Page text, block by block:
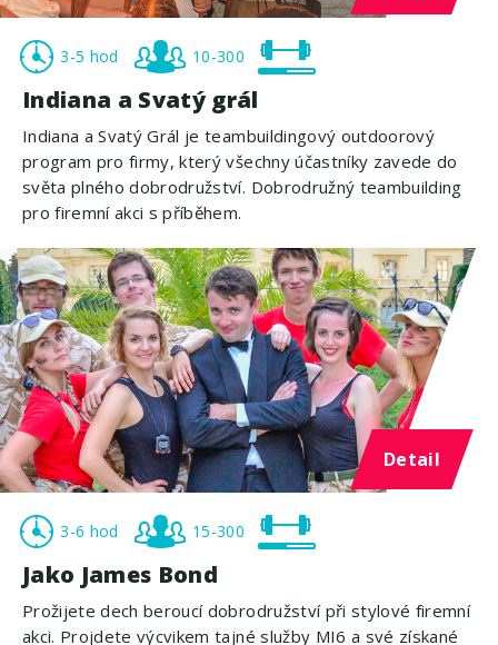
3-5 hod 10-300
Indiana a Svatý grál
Indiana a Svatý Grál je teambuildingový outdoorový
program pro firmy, který všechny účastníky zavede do
světa plného dobrodružství. Dobrodružný teambuilding
pro firemní akci s příběhem.
Detail
3-6 hod 15-300
Jako James Bond
Prožijete dech beroucí dobrodružství při stylové firemní
akci. Projdete výcvikem tajné služby MI6 a své získané